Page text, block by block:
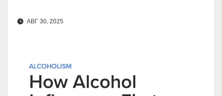
АВГ 30, 2025